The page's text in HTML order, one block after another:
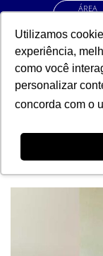
Utilizamos
experiência,
como você
personalizar
concorda com o
ÁREA